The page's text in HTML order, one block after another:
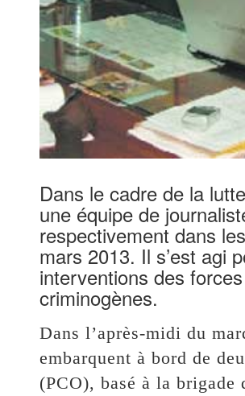
Dans le cadre de la
une équipe de
respectivement dans
mars 2013. Il s’est agi
interventions des
criminogènes.
Dans l’après-midi du
embarquent à bord de
(PCO), basé à la brigade